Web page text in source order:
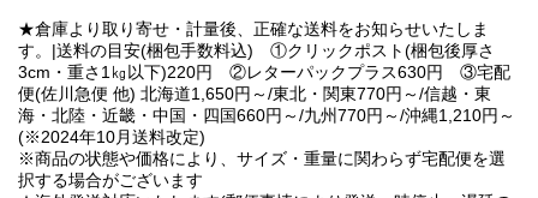
★倉庫より取り寄せ・計量後、正確な送料をお知らせいたしま
す。|送料の目安(梱包手数料込) ①クリックポスト(梱包後厚さ
3cm・重さ1㎏以下)220円 ②レターパックプラス630円 ③宅配
便(佐川急便 他) 北海道1,650円～/東北・関東770円～/信越・東
海・北陸・近畿・中国・四国660円～/九州770円～/沖縄1,210円～
(※2024年10月送料改定)
※商品の状態や価格により、サイズ・重量に関わらず宅配便を選
択する場合がございます